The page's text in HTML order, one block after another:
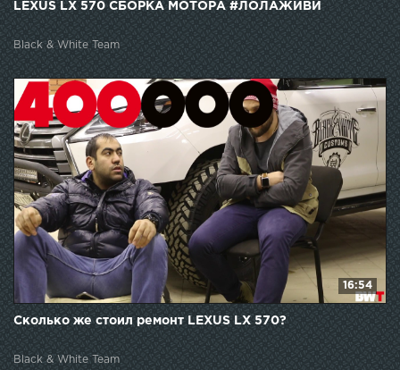
LEXUS LX 570 СБОРКА МОТОРА #ЛОЛАЖИВИ
Black & White Team
16:54
Сколько же стоил ремонт LEXUS LX 570?
Black & White Team